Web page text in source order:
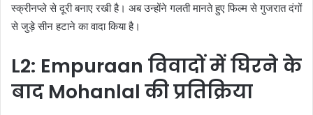
स्क्रीनप्ले से दूरी बनाए रखी है। अब उन्होंने गलती मानते हुए फिल्म से गुजरात दंगों
से जुड़े सीन हटाने का वादा किया है।
L2: Empuraan विवादों में घिरने के
बाद Mohanlal की प्रतिक्रिया